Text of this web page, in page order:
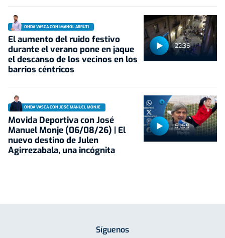
22:36
ONDA VASCA CON IMANOL ARRUTI
El aumento del ruido festivo
durante el verano pone en jaque
el descanso de los vecinos en los
barrios céntricos
51:59
ONDA VASCA CON JOSÉ MANUEL MONJE
Movida Deportiva con José
Manuel Monje (06/08/26) | El
nuevo destino de Julen
Agirrezabala, una incógnita
Síguenos